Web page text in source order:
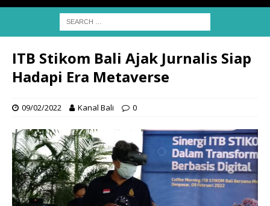
ITB Stikom Bali Ajak Jurnalis Siap
Hadapi Era Metaverse
09/02/2022 Kanal Bali 0